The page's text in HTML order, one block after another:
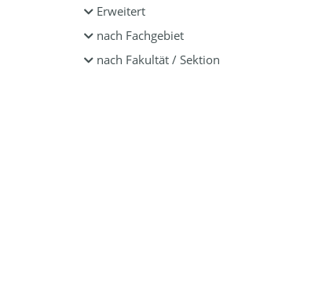
Erweitert
nach Fachgebiet
nach Fakultät / Sektion